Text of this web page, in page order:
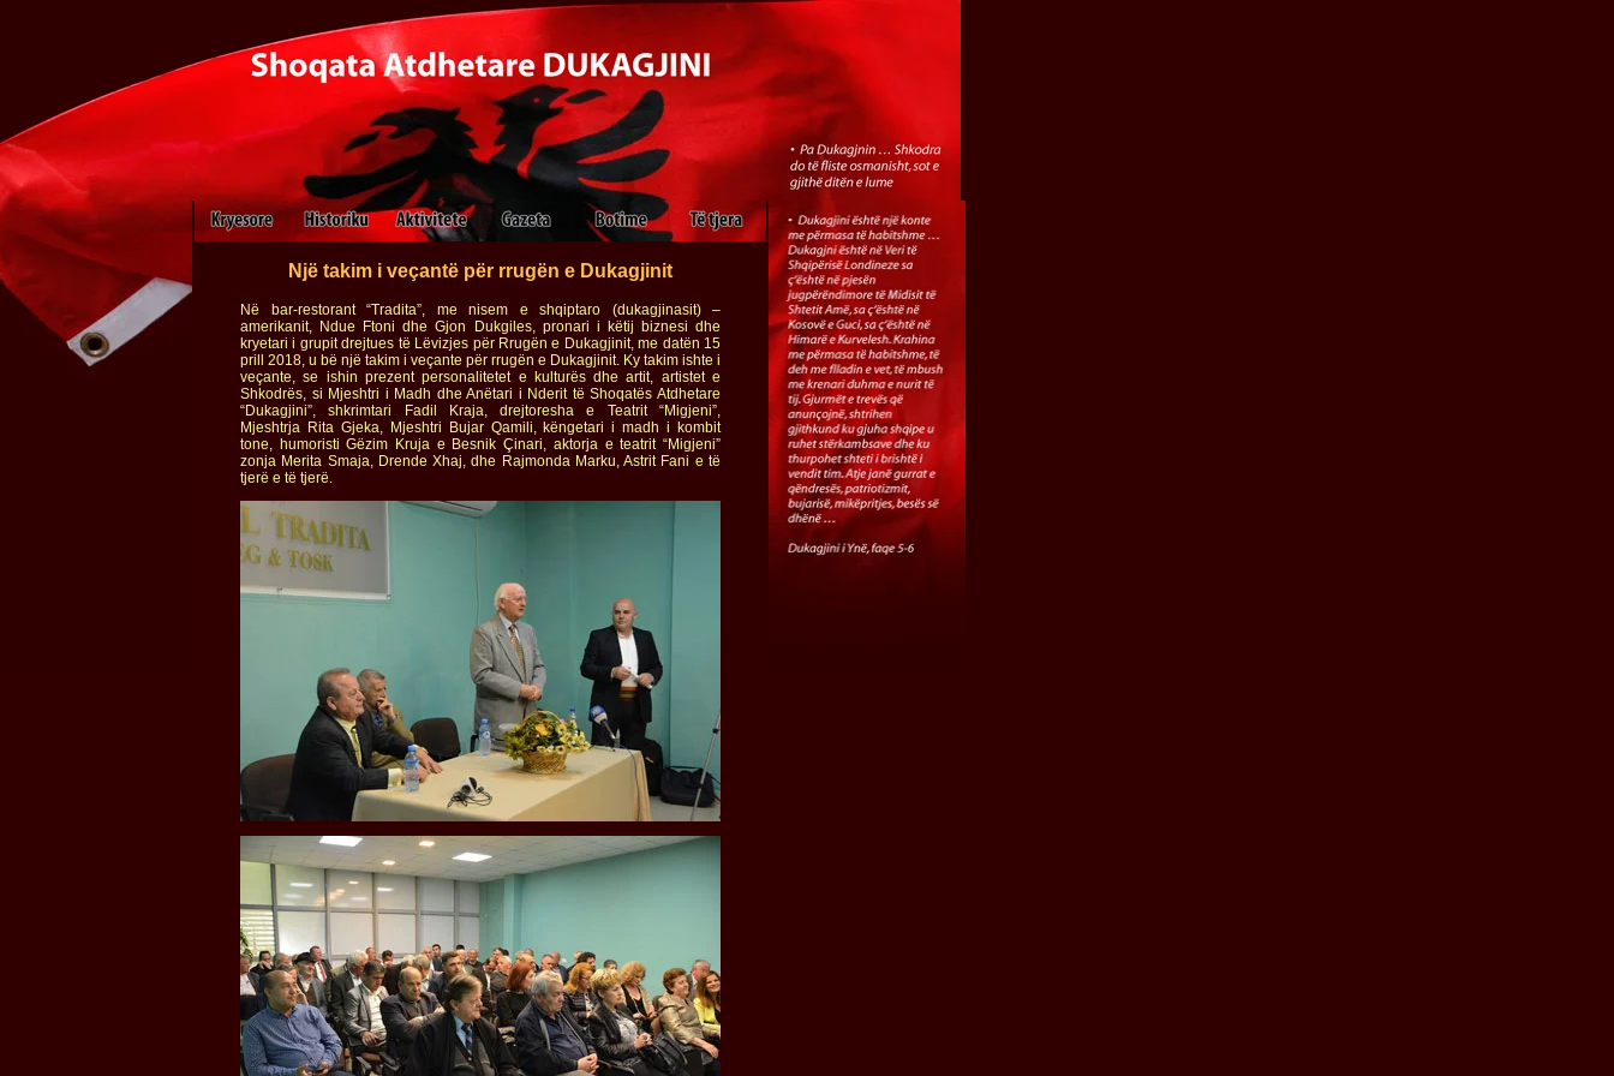
Një takim i veçantë për rrugën e Dukagjinit
Në bar-restorant “Tradita”, me nisem e shqiptaro (dukagjinasit) –
amerikanit, Ndue Ftoni dhe Gjon Dukgiles, pronari i këtij biznesi dhe
kryetari i grupit drejtues të Lëvizjes për Rrugën e Dukagjinit, me datën 15
prill 2018, u bë një takim i veçante për rrugën e Dukagjinit. Ky takim ishte i
veçante, se ishin prezent personalitetet e kulturës dhe artit, artistet e
Shkodrës, si Mjeshtri i Madh dhe Anëtari i Nderit të Shoqatës Atdhetare
“Dukagjini”, shkrimtari Fadil Kraja, drejtoresha e Teatrit “Migjeni”,
Mjeshtrja Rita Gjeka, Mjeshtri Bujar Qamili, këngetari i madh i kombit
tone, humoristi Gëzim Kruja e Besnik Çinari, aktorja e teatrit “Migjeni”
zonja Merita Smaja, Drende Xhaj, dhe Rajmonda Marku, Astrit Fani e të
tjerë e të tjerë.